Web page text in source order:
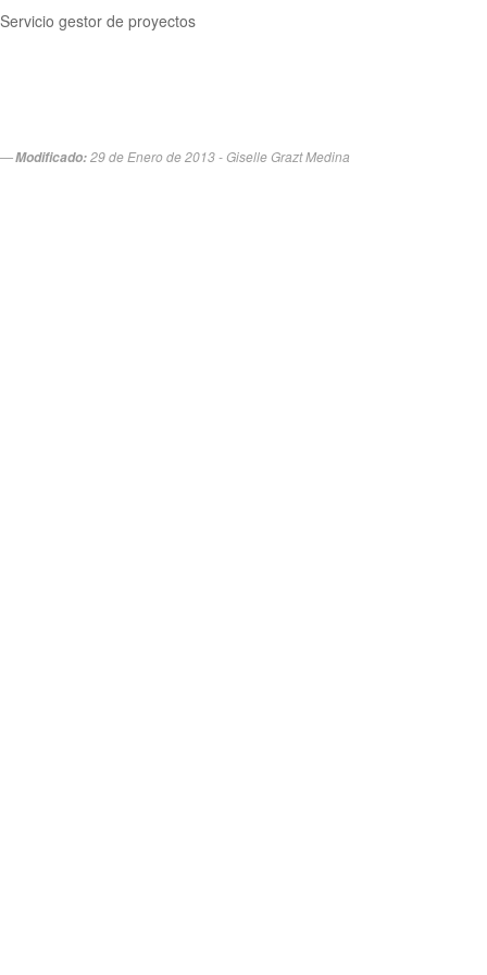
Servicio gestor de proyectos
Modificado:29 de Enero de 2013 - Giselle Grazt Medina